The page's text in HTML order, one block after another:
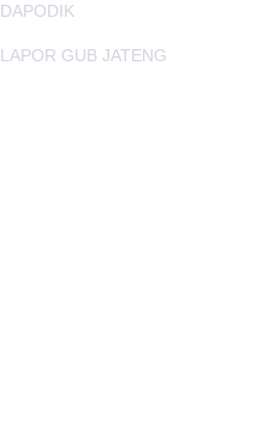
DAPODIK
LAPOR GUB JATENG